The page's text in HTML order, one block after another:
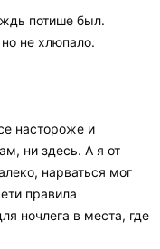
потише был.
не хлюпало.
настороже и
ни здесь. А я от
нарваться мог
правила
ночлега в места, где